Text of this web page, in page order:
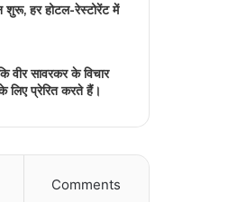
शुरू, हर होटल-रेस्टोरेंट में
वीर सावरकर के विचार
लिए प्रेरित करते हैं।
Comments